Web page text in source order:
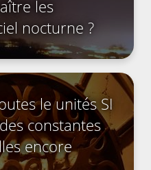
les
nocturne ?
le unités SI
constantes
encore